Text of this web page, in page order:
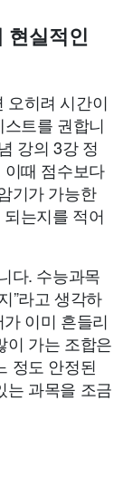
현실적인
오히려 시간이
트를 권합니
강의 3강 정
때 점수보다
기가 가능한
는지를 적어
다. 수능과목
”라고 생각하
이미 흔들리
이 가는 조합은
정도 안정된
는 과목을 조금